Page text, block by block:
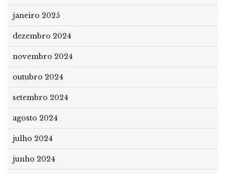
janeiro 2025
dezembro 2024
novembro 2024
outubro 2024
setembro 2024
agosto 2024
julho 2024
junho 2024